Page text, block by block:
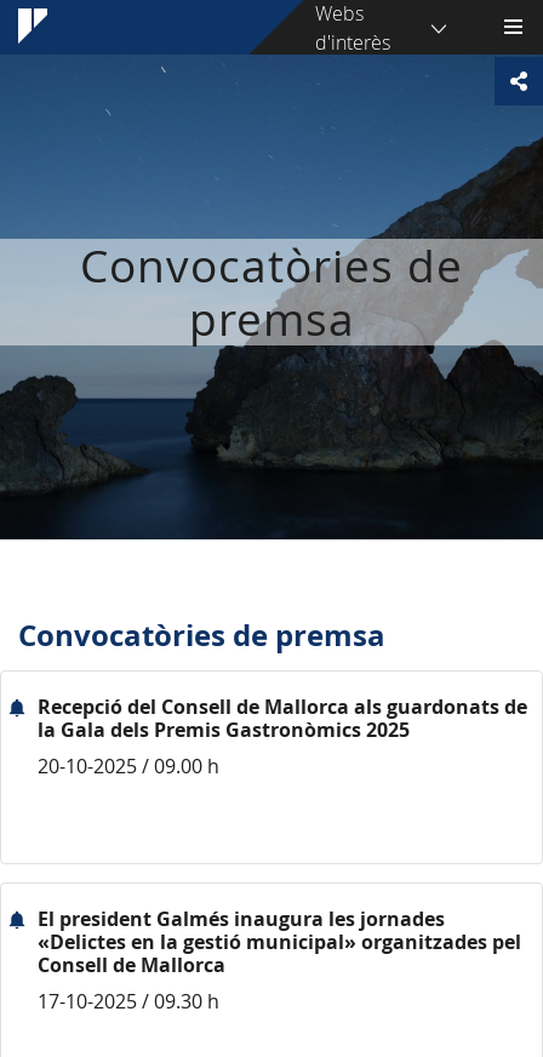
Webs
d'interès
Convocatòries de
premsa
Convocatòries de premsa
Recepció del Consell de Mallorca als guardonats de
la Gala dels Premis Gastronòmics 2025
20-10-2025 / 09.00 h
El president Galmés inaugura les jornades
«Delictes en la gestió municipal» organitzades pel
Consell de Mallorca
17-10-2025 / 09.30 h